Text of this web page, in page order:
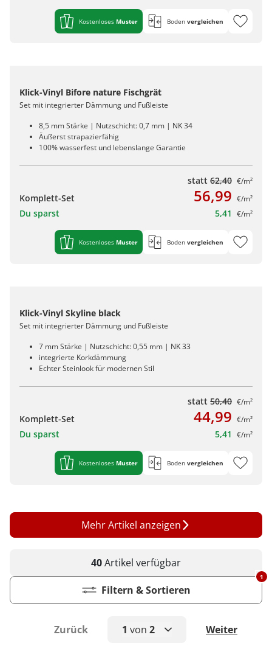
Kostenloses Muster Boden vergleichen
Klick-Vinyl Bifore nature Fischgrät
Set mit integrierter Dämmung und Fußleiste
8,5 mm Stärke | Nutzschicht: 0,7 mm | NK 34
Äußerst strapazierfähig
100% wasserfest und lebenslange Garantie
statt 62,40 €/m²
Komplett-Set 56,99 €/m²
Du sparst 5,41 €/m²
Kostenloses Muster Boden vergleichen
Klick-Vinyl Skyline black
Set mit integrierter Dämmung und Fußleiste
7 mm Stärke | Nutzschicht: 0,55 mm | NK 33
integrierte Korkdämmung
Echter Steinlook für modernen Stil
statt 50,40 €/m²
Komplett-Set 44,99 €/m²
Du sparst 5,41 €/m²
Kostenloses Muster Boden vergleichen
Mehr Artikel anzeigen
40Artikel verfügbar
Zurück 1 von 2 Weiter
Filtern & Sortieren
1